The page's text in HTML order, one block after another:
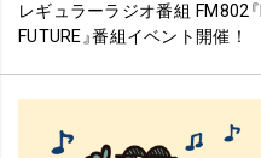
レギュラーラジオ番組 FM802『
FUTURE』番組イベント開催！